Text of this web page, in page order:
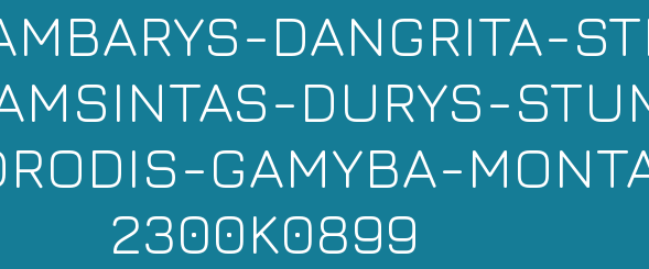
DANGRITA-
DURYS-
GAMYBA-
2300K0899